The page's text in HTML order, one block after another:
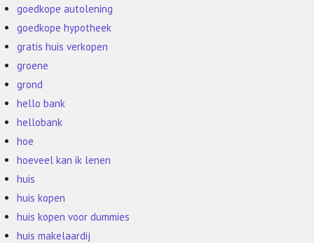
goedkope autolening
goedkope hypotheek
gratis huis verkopen
groene
grond
hello bank
hellobank
hoe
hoeveel kan ik lenen
huis
huis kopen
huis kopen voor dummies
huis makelaardij